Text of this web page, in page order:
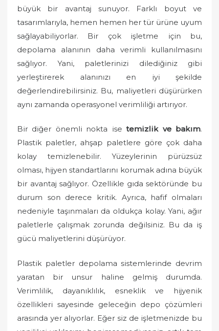
büyük bir avantaj sunuyor. Farklı boyut ve
tasarımlarıyla, hemen hemen her tür ürüne uyum
sağlayabiliyorlar. Bir çok işletme için bu,
depolama alanının daha verimli kullanılmasını
sağlıyor. Yani, paletlerinizi dilediğiniz gibi
yerleştirerek alanınızı en iyi şekilde
değerlendirebilirsiniz. Bu, maliyetleri düşürürken
aynı zamanda operasyonel verimliliği artırıyor.
Bir diğer önemli nokta isetemizlik ve bakım.
Plastik paletler, ahşap paletlere göre çok daha
kolay temizlenebilir. Yüzeylerinin pürüzsüz
olması, hijyen standartlarını korumak adına büyük
bir avantaj sağlıyor. Özellikle gıda sektöründe bu
durum son derece kritik. Ayrıca, hafif olmaları
nedeniyle taşınmaları da oldukça kolay. Yani, ağır
paletlerle çalışmak zorunda değilsiniz. Bu da iş
gücü maliyetlerini düşürüyor.
Plastik paletler depolama sistemlerinde devrim
yaratan bir unsur haline gelmiş durumda.
Verimlilik, dayanıklılık, esneklik ve hijyenik
özellikleri sayesinde geleceğin depo çözümleri
arasında yer alıyorlar. Eğer siz de işletmenizde bu